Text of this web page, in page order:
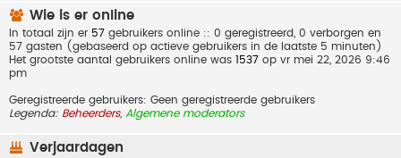
Wie is er online
In totaal zijn er 57 gebruikers online :: 0 geregistreerd, 0 verborgen en
57 gasten (gebaseerd op actieve gebruikers in de laatste 5 minuten)
Het grootste aantal gebruikers online was 1537 op vr mei 22, 2026 9:46
pm
Geregistreerde gebruikers: Geen geregistreerde gebruikers
Legenda: Beheerders, Algemene moderators
Verjaardagen